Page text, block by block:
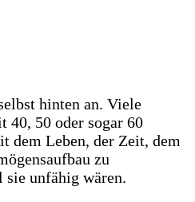
hinten an. Viele
40, 50 oder sogar 60
dem Leben, der Zeit, dem
zu
unfähig wären.